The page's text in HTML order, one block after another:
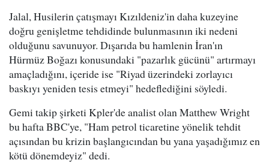
Jalal, Husilerin çatışmayı Kızıldeniz'in daha kuzeyine
doğru genişletme tehdidinde bulunmasının iki nedeni
olduğunu savunuyor. Dışarıda bu hamlenin İran'ın
Hürmüz Boğazı konusundaki "pazarlık gücünü" artırmayı
amaçladığını, içeride ise "Riyad üzerindeki zorlayıcı
baskıyı yeniden tesis etmeyi" hedeflediğini söyledi.
Gemi takip şirketi Kpler'de analist olan Matthew Wright
bu hafta BBC'ye, "Ham petrol ticaretine yönelik tehdit
açısından bu krizin başlangıcından bu yana yaşadığımız en
kötü dönemdeyiz" dedi.